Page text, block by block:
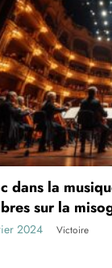
la musique
la misogynie
Victoire